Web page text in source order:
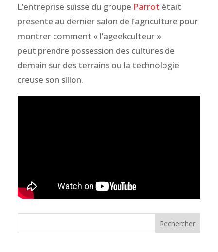
L’entreprise suisse du groupe Parrot était
présente au dernier salon de l’agriculture pour
montrer comment « l’ageekculteur »
peut prendre possession des cultures de
demain sur des terrains ou la technologie
creuse son sillon.